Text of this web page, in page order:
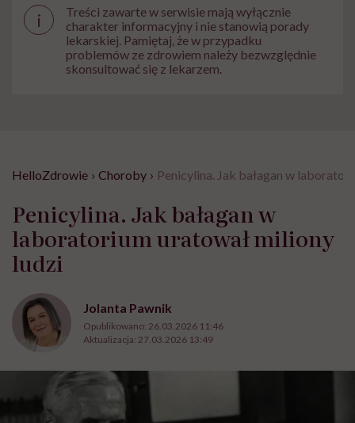
i
Treści zawarte w serwisie mają wyłącznie
charakter informacyjny i nie stanowią porady
lekarskiej. Pamiętaj, że w przypadku
problemów ze zdrowiem należy bezwzględnie
skonsultować się z lekarzem.
HelloZdrowie › Choroby › Penicylina. Jak bałagan w
Penicylina. Jak bałagan w
laboratorium uratował miliony
ludzi
Jolanta Pawnik
Opublikowano: 26.03.2026 11:46
Aktualizacja: 27.03.2026 13:49